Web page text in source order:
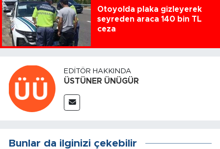
Otoyolda plaka gizleyerek
seyreden araca 140 bin TL
ceza
EDITÖR HAKKINDA
ÜSTÜNER ÜNÜGÜR
Bunlar da ilginizi çekebilir